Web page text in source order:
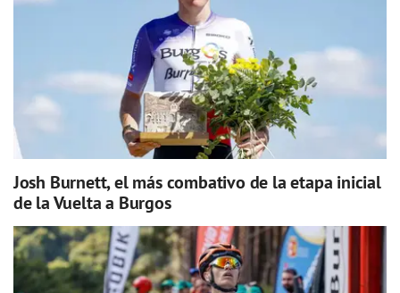
Josh Burnett, el más combativo de la etapa inicial
de la Vuelta a Burgos